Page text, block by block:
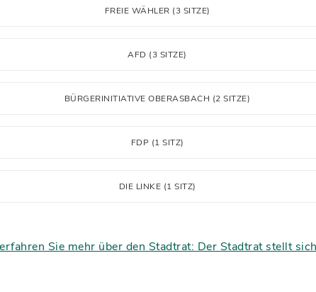
FREIE WÄHLER (3 SITZE)
AFD (3 SITZE)
BÜRGERINITIATIVE OBERASBACH (2 SITZE)
FDP (1 SITZ)
DIE LINKE (1 SITZ)
Sie mehr über den Stadtrat: Der Stadtrat stellt